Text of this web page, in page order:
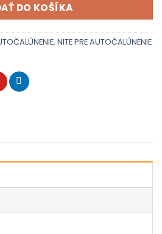
DO KOŠÍKA
, NITE PRE AUTOČALÚNENIE